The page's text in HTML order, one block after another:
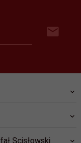
Scisłowski